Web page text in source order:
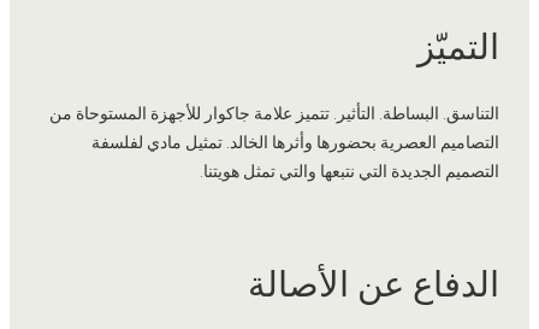
التميّز
التناسق. البساطة. التأثير. تتميز علامة جاكوار للأجهزة المستوحاة من
التصاميم العصرية بحضورها وأثرها الخالد. تمثيل مادي لفلسفة
التصميم الجديدة التي نتبعها والتي تمثل هويتنا.
الدفاع عن الأصالة